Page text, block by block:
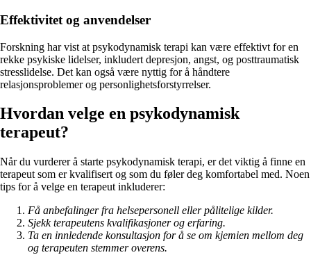
Effektivitet og anvendelser
Forskning har vist at psykodynamisk terapi kan være effektivt for en
rekke psykiske lidelser, inkludert depresjon, angst, og posttraumatisk
stresslidelse. Det kan også være nyttig for å håndtere
relasjonsproblemer og personlighetsforstyrrelser.
Hvordan velge en psykodynamisk
terapeut?
Når du vurderer å starte psykodynamisk terapi, er det viktig å finne en
terapeut som er kvalifisert og som du føler deg komfortabel med. Noen
tips for å velge en terapeut inkluderer:
Få anbefalinger fra helsepersonell eller pålitelige kilder.
Sjekk terapeutens kvalifikasjoner og erfaring.
Ta en innledende konsultasjon for å se om kjemien mellom deg
og terapeuten stemmer overens.